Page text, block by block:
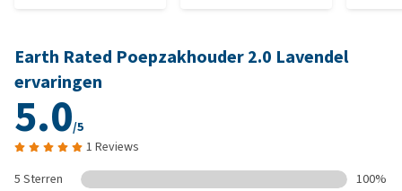
Earth Rated Poepzakhouder 2.0 Lavendel
ervaringen
5.0/5
1 Reviews
5 Sterren
100%